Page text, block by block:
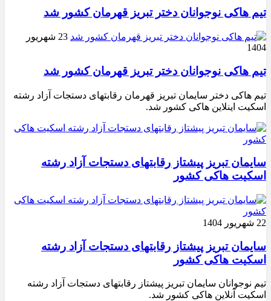
تیم هاکی نوجوانان دختر تبریز قهرمان کشور شد
23 شهریور
1404
تیم هاکی نوجوانان دختر تبریز قهرمان کشور شد
تیم هاکی دختر سایمان تبریز قهرمان رقابتهای دستجات آزاد رشته
اسکیت اینلاین هاکی کشور شد.
سایمان تبریز پیشتاز رقابتهای دستجات آزاد رشته
اسکیت هاکی کشور
22 شهریور 1404
سایمان تبریز پیشتاز رقابتهای دستجات آزاد رشته
اسکیت هاکی کشور
تیم نوجوانان سایمان تبریز پیشتاز رقابتهای دستجات آزاد رشته
اسکیت آنلاین هاکی کشور شد.